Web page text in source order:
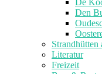
Den
Strandhütten
Literatur
Freizeit